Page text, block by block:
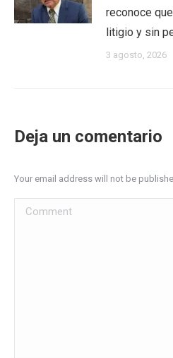
reconoce
litigio y sin
3 agosto, 2026
Deja un comentario
Your email address will not be
Comment